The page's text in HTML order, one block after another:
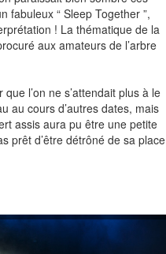
fabuleux “ Sleep Together ”,
! La thématique de la
aux amateurs de l’arbre
que l’on ne s’attendait plus à le
au cours d’autres dates, mais
assis aura pu être une petite
prêt d’être détrôné de sa place